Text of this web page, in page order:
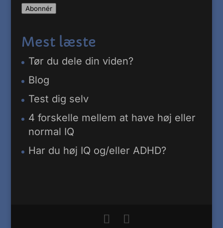
adresse
Abonnér
Mest læste
Tør du dele din viden?
Blog
Test dig selv
4 forskelle mellem at have høj eller
normal IQ
Har du høj IQ og/eller ADHD?